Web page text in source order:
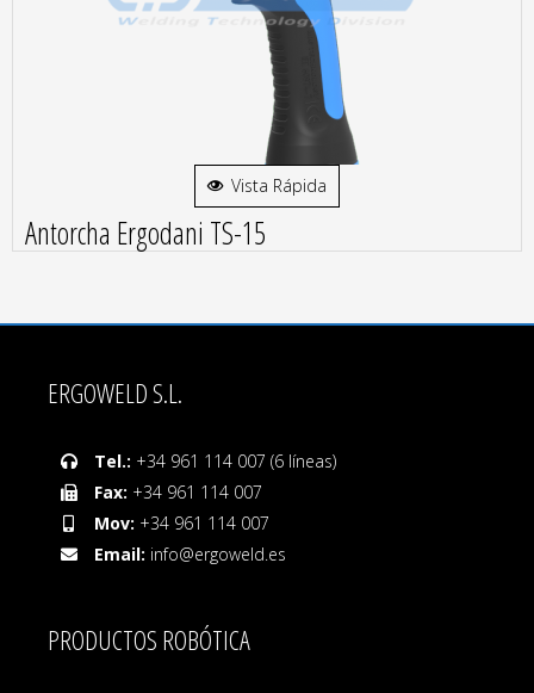
Vista Rápida
Antorcha Ergodani TS-15
ERGOWELD S.L.
Tel.: +34 961 114 007 (6 líneas)
Fax: +34 961 114 007
Mov: +34 961 114 007
Email: info@ergoweld.es
PRODUCTOS ROBÓTICA